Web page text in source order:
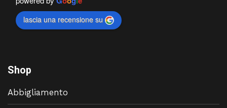
lascia una recensione su
Shop
Abbigliamento